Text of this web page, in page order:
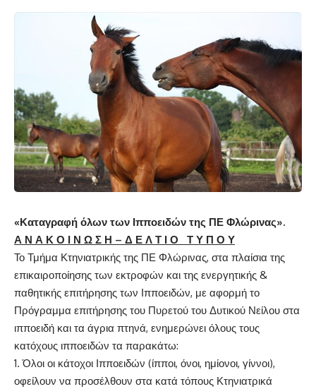
«Καταγραφή όλων των Ιπποειδών της ΠΕ Φλώρινας».
Α Ν Α Κ Ο Ι Ν Ω Σ Η – Δ Ε Λ Τ Ι Ο Τ Υ Π Ο Υ
Το Τμήμα Κτηνιατρικής της ΠΕ Φλώρινας, στα πλαίσια της
επικαιροποίησης των εκτροφών και της ενεργητικής &
παθητικής επιτήρησης των Ιπποειδών, με αφορμή το
Πρόγραμμα επιτήρησης του Πυρετού του Δυτικού Νείλου στα
ιπποειδή και τα άγρια πτηνά, ενημερώνει όλους τους
κατόχους ιπποειδών τα παρακάτω:
Όλοι οι κάτοχοι Ιπποειδών (ίπποι, όνοι, ημίονοι, γίννοι),
οφείλουν να προσέλθουν στα κατά τόπους Κτηνιατρικά